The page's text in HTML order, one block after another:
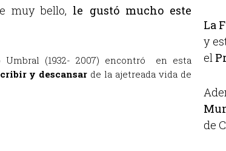
muy bello, le gustó mucho este
(1932- 2007) encontró en esta
y descansar de la ajetreada vida de
La
y
el
de